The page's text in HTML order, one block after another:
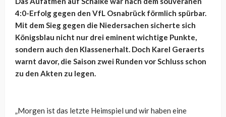
4:0-Erfolg gegen den VfL Osnabrück förmlich spürbar.
Mit dem Sieg gegen die Niedersachen sicherte sich
Königsblau nicht nur drei eminent wichtige Punkte,
sondern auch den Klassenerhalt. Doch Karel Geraerts
warnt davor, die Saison zwei Runden vor Schluss schon
zu den Akten zu legen.
„Morgen ist das letzte Heimspiel und wir haben eine